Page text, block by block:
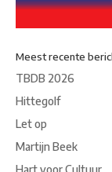
Meest recente
TBDB 2026
Hittegolf
Let op
Martijn Beek
Hart voor Cultuur